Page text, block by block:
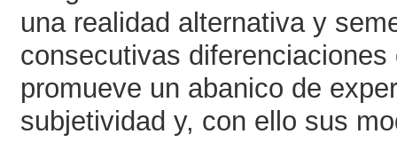
una realidad alternativa y
consecutivas
promueve un abanico de
subjetividad y, con ello sus